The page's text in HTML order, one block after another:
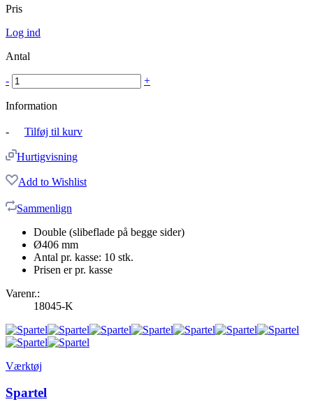
Pris
Log ind
Antal
- +
Information
- Tilføj til kurv
Hurtigvisning
Add to Wishlist
Sammenlign
Double (slibeflade på begge sider)
Ø406 mm
Antal pr. kasse: 10 stk.
Prisen er pr. kasse
Varenr.:
18045-K
Værktøj
Spartel